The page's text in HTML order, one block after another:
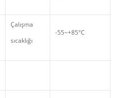
Çalışma
sıcaklığı
-55~+85°C